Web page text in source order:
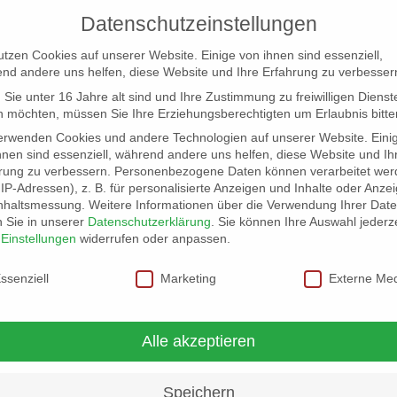
LOCATION SCOUT ELB-LOCATION: PANORAMA
und Norddeutschland.
geeigneter Orte für Ihre Firmenfeier, Hochzeit oder
Unternehmen Sie mit uns eine kleine, unverbindliche
Datenschutzeinstellungen
Cookies auf unserer Website. Einige von ihnen sind essenziell,
andere uns helfen, diese Website und Ihre Erfahrung zu
Sie unter 16 Jahre alt sind und Ihre Zustimmung zu freiwilligen
möchten, müssen Sie Ihre Erziehungsberechtigten um Erlaubnis
Cookies und andere Technologien auf unserer Website.
sind essenziell, während andere uns helfen, diese Website und
zu verbessern.
Personenbezogene Daten können verarbeitet
Adressen), z. B. für personalisierte Anzeigen und Inhalte oder
Weitere Informationen über die Verwendung Ihrer
Sie in unserer Datenschutzerklärung
Sie können Ihre Auswahl
Einstellungen widerrufen oder anpassen.
Marketing Externe
Alle akzeptieren
Speichern